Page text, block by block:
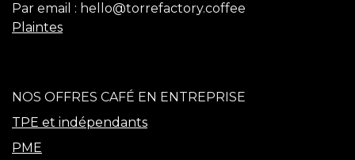
Par email : hello@torrefactory.coffee
Plaintes
NOS OFFRES CAFÉ EN ENTREPRISE
TPE et indépendants
PME